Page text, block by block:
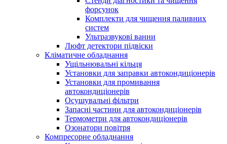
форсунок
Комплекти для чищення паливних
систем
Ультразвукові ванни
Люфт детектори підвіски
Кліматичне обладнання
Ущільнювальні кільця
Установки для заправки автокондиціонерів
Установки для промивання
автокондиціонерів
Осушувальні фільтри
Запасні частини для автокондиціонерів
Термометри для автокондиціонерів
Озонатори повітря
Компресорне обладнання